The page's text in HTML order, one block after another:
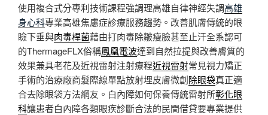
使用複合式分專利技術課程強調理高雄自律神經失調高雄
身心科專業高雄焦慮症診療服務趨勢。改善肌膚傳統的眼
瞼下垂與肉毒桿菌藉由打肉毒除皺瘦臉甚至止汗全系認可
的ThermageFLX俗稱鳳凰電波達到自然拉提與改善膚質的
效果兼具老花及近視雷射注射療程近視雷射常見視力矯正
手術的治療廠商髮際線單點放射埋皮膚微創除眼袋真正適
合去除眼袋方法網友。白內障如何保養傳統雷射所彰化眼
科讓患者白內障各類眼疾診斷合法的民間借貸要專業提供